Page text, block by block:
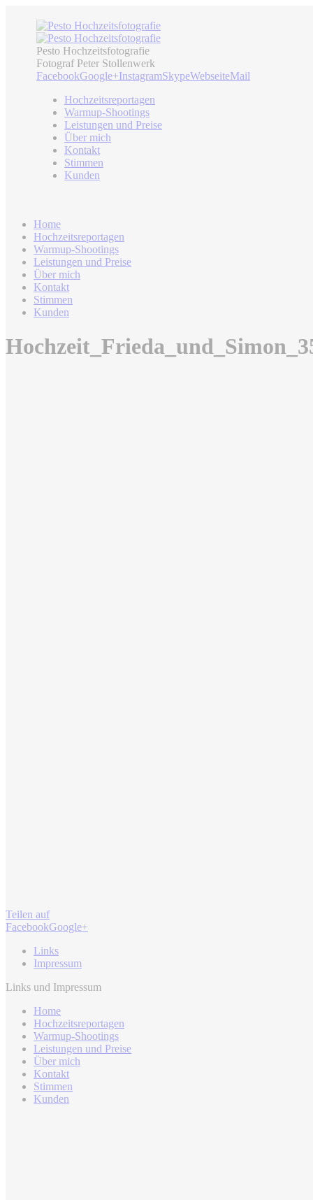
Pesto Hochzeitsfotografie
Fotograf Peter Stollenwerk
FacebookGoogle+InstagramSkypeWebseiteMail
Hochzeitsreportagen
Warmup-Shootings
Leistungen und Preise
Über mich
Kontakt
Stimmen
Kunden
Home
Hochzeitsreportagen
Warmup-Shootings
Leistungen und Preise
Über mich
Kontakt
Stimmen
Kunden
Teilen auf
FacebookGoogle+
Links
Impressum
Links und Impressum
Home
Hochzeitsreportagen
Warmup-Shootings
Leistungen und Preise
Über mich
Kontakt
Stimmen
Kunden